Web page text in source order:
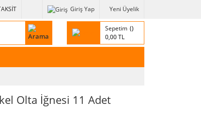
Giriş Yap Yeni Üyelik
Sepetim
0,00 TL
Olta İğnesi 11 Adet